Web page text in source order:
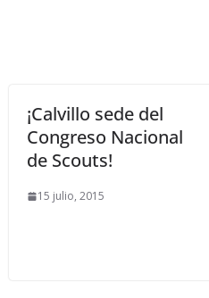
¡Calvillo sede del
Congreso Nacional
de Scouts!
15 julio, 2015